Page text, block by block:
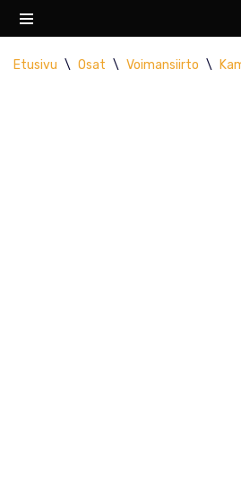
suoraan
Etusivu \ Osat \ Voimansiirto \